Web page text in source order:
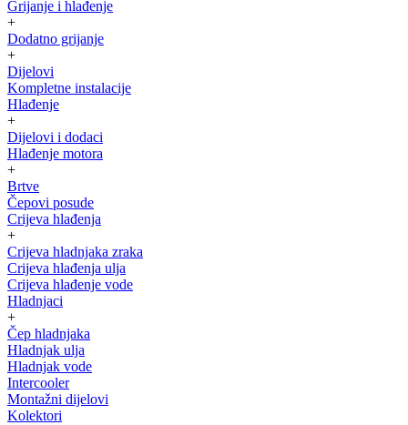
Grijanje i hlađenje
+
Dodatno grijanje
+
Dijelovi
Kompletne instalacije
Hlađenje
+
Dijelovi i dodaci
Hlađenje motora
+
Brtve
Čepovi posude
Crijeva hlađenja
+
Crijeva hladnjaka zraka
Crijeva hlađenja ulja
Crijeva hlađenje vode
Hladnjaci
+
Čep hladnjaka
Hladnjak ulja
Hladnjak vode
Intercooler
Montažni dijelovi
Kolektori